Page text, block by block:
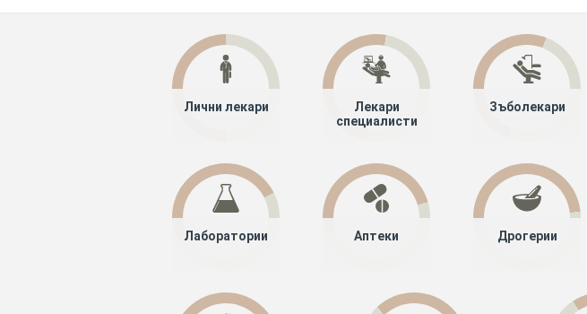
Лични лекари
Лекари
специалисти
Зъболекари
Лаборатории Аптеки Дрогерии